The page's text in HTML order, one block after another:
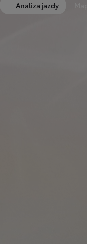
Analiza jazdy